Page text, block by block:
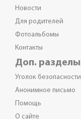
Новости
Для родителей
Фотоальбомы
Контакты
Доп. разделы
Уголок безопасности
Анонимное письмо
Помощь
О сайте